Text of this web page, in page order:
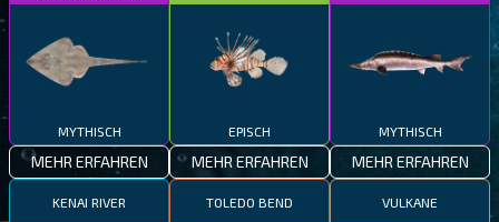
MYTHISCH
MEHR ERFAHREN
EPISCH
MEHR ERFAHREN
MYTHISCH
MEHR ERFAHREN
KENAI RIVER TOLEDO BEND VULKANE